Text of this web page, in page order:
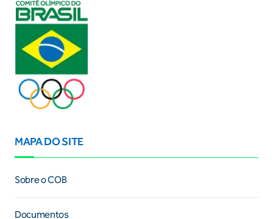
MAPA DO SITE
Sobre o COB
Documentos